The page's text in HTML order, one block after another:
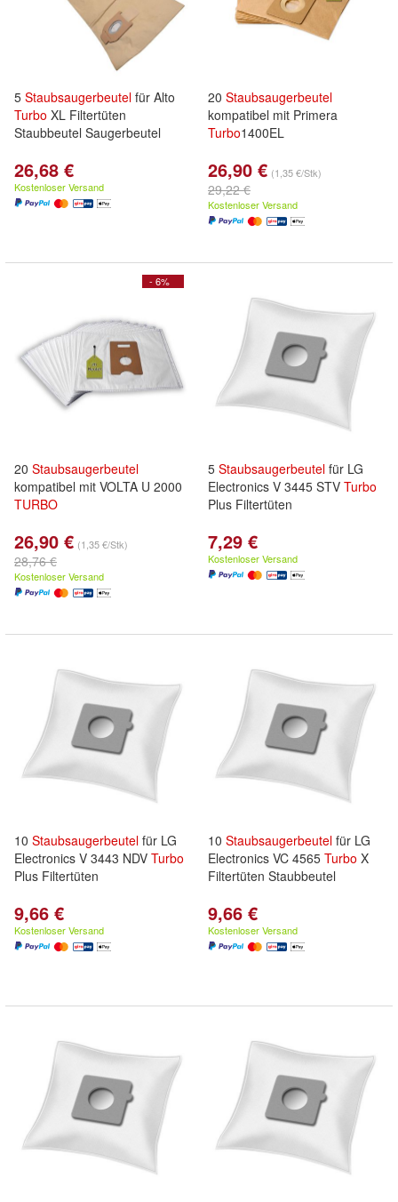
5 Staubsaugerbeutel für Alto
Turbo XL Filtertüten
Staubbeutel Saugerbeutel
26,68 €
Kostenloser Versand
20 Staubsaugerbeutel
kompatibel mit Primera
Turbo1400EL
26,90 € (1,35 €/Stk)
29,22 €
Kostenloser Versand
- 6%
20 Staubsaugerbeutel
kompatibel mit VOLTA U 2000
TURBO
26,90 € (1,35 €/Stk)
28,76 €
Kostenloser Versand
5 Staubsaugerbeutel für LG
Electronics V 3445 STV Turbo
Plus Filtertüten
7,29 €
Kostenloser Versand
10 Staubsaugerbeutel für LG
Electronics V 3443 NDV Turbo
Plus Filtertüten
9,66 €
Kostenloser Versand
10 Staubsaugerbeutel für LG
Electronics VC 4565 Turbo X
Filtertüten Staubbeutel
9,66 €
Kostenloser Versand